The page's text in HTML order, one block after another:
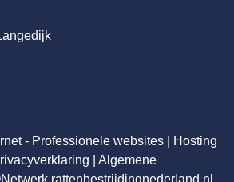
- Professionele websites
Hosting
Algemene
rattenbestrijdingnederland.nl